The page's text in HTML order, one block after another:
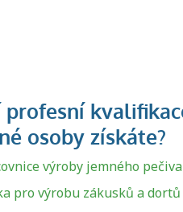
výroby jemného pečiva
pro výrobu zákusků a dortů